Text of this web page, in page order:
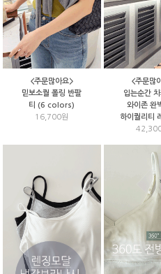
<주문많아요>
믿보소퀄 폴링 반팔
티 (6 colors)
16,700원
<주문많
입는순간
와이존 완
하이퀄리티